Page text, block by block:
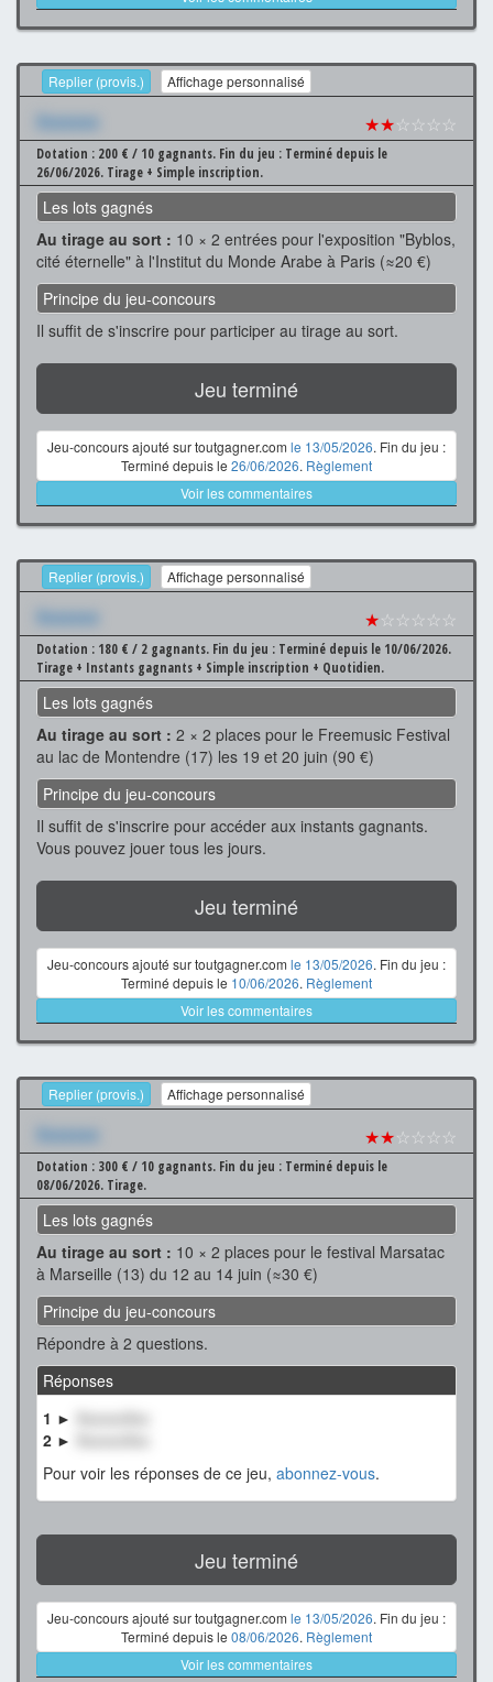
Replier (provis.) Affichage personnalisé
Xxxxxxx ★★☆☆☆☆
Dotation : 200 € / 10 gagnants. Fin du jeu : Terminé depuis le
26/06/2026. Tirage + Simple inscription.
Les lots gagnés
Au tirage au sort : 10 × 2 entrées pour l'exposition "Byblos,
cité éternelle" à l'Institut du Monde Arabe à Paris (≈20 €)
Principe du jeu-concours
Il suffit de s'inscrire pour participer au tirage au sort.
Jeu terminé
Jeu-concours ajouté sur toutgagner.com le 13/05/2026. Fin du jeu :
Terminé depuis le 26/06/2026. Règlement
Voir les commentaires
Replier (provis.) Affichage personnalisé
Xxxxxxx ★☆☆☆☆☆
Dotation : 180 € / 2 gagnants. Fin du jeu : Terminé depuis le 10/06/2026.
Tirage + Instants gagnants + Simple inscription + Quotidien.
Les lots gagnés
Au tirage au sort : 2 × 2 places pour le Freemusic Festival
au lac de Montendre (17) les 19 et 20 juin (90 €)
Principe du jeu-concours
Il suffit de s'inscrire pour accéder aux instants gagnants.
Vous pouvez jouer tous les jours.
Jeu terminé
Jeu-concours ajouté sur toutgagner.com le 13/05/2026. Fin du jeu :
Terminé depuis le 10/06/2026. Règlement
Voir les commentaires
Replier (provis.) Affichage personnalisé
Xxxxxxx ★★☆☆☆☆
Dotation : 300 € / 10 gagnants. Fin du jeu : Terminé depuis le
08/06/2026. Tirage.
Les lots gagnés
Au tirage au sort : 10 × 2 places pour le festival Marsatac
à Marseille (13) du 12 au 14 juin (≈30 €)
Principe du jeu-concours
Répondre à 2 questions.
Réponses
1 ►
2 ►
Pour voir les réponses de ce jeu, abonnez-vous.
Jeu terminé
Jeu-concours ajouté sur toutgagner.com le 13/05/2026. Fin du jeu :
Terminé depuis le 08/06/2026. Règlement
Voir les commentaires